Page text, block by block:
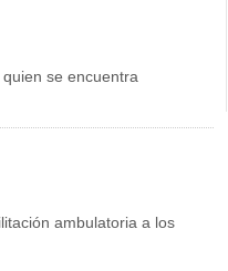
se encuentra
ambulatoria a los